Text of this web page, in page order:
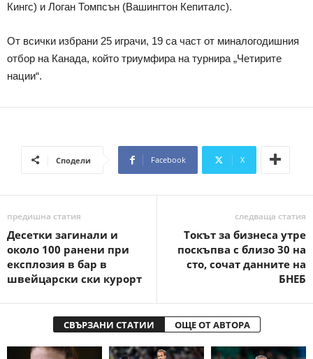
Кингс) и Логан Томпсън (Вашингтон Кепиталс).
От всички избрани 25 играчи, 19 са част от миналогодишния
отбор на Канада, който триумфира на турнира „Четирите
нации“.
Сподели Facebook X
предишна статия
Десетки загинали и
около 100 ранени при
експлозия в бар в
швейцарски ски курорт
следваща статия
Токът за бизнеса утре
поскъпва с близо 30 на
сто, сочат данните на
БНЕБ
СВЪРЗАНИ СТАТИИ ОЩЕ ОТ АВТОРА